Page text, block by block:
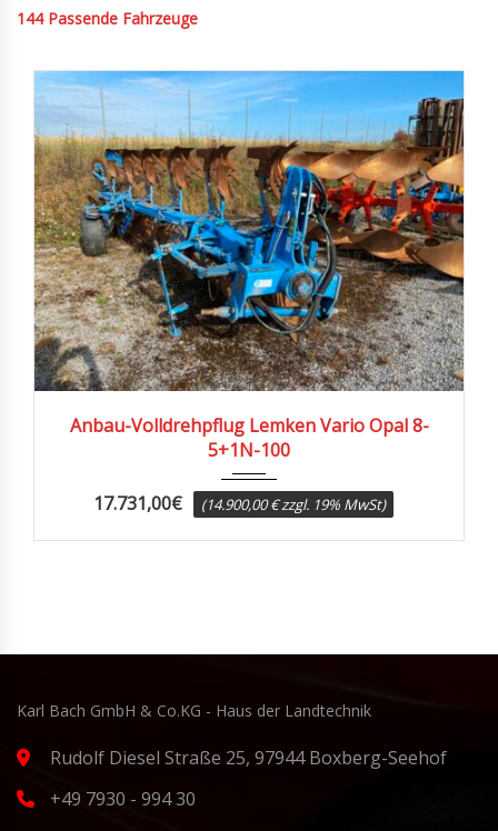
144 Passende Fahrzeuge
Anbau-Volldrehpflug Lemken Vario Opal 8-
5+1N-100
17.731,00€ (14.900,00 € zzgl. 19% MwSt)
Karl Bach GmbH & Co.KG - Haus der Landtechnik
Rudolf Diesel Straße 25, 97944 Boxberg-Seehof
+49 7930 - 994 30